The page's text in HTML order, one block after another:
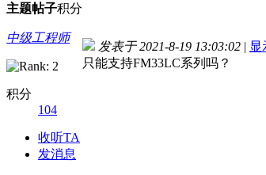
主题帖子积分
中级工程师
积分
104
收听TA
发消息
发表于 2021-8-19 13:03:02 | 显
只能支持FM33LC系列吗？